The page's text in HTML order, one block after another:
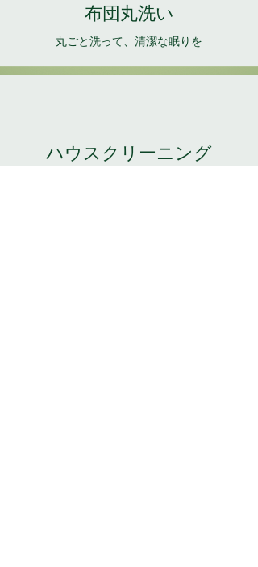
​布団丸洗い
​丸ごと洗って、清潔な眠りを
​ハウスクリーニング